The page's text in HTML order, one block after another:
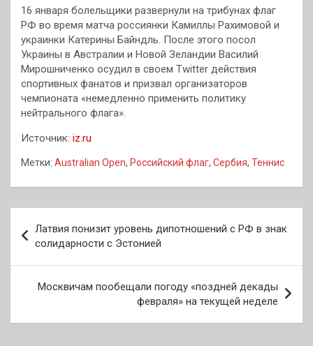
16 января болельщики развернули на трибунах флаг
РФ во время матча россиянки Камиллы Рахимовой и
украинки Катерины Байндль. После этого посол
Украины в Австралии и Новой Зеландии Василий
Мирошниченко осудил в своем Twitter действия
спортивных фанатов и призвал организаторов
чемпионата «немедленно применить политику
нейтрального флага».
Источник: iz.ru
Метки: Australian Open, Российский флаг, Сербия, Теннис
по
записям
Латвия понизит уровень дипотношений с РФ в знак
солидарности с Эстонией
Москвичам пообещали погоду «поздней декады
февраля» на текущей неделе